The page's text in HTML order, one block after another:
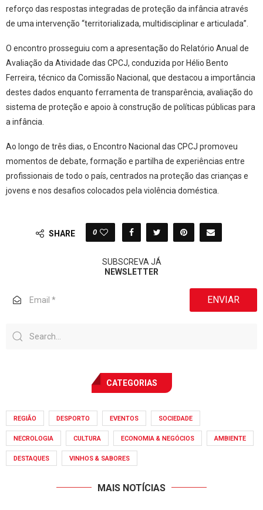
reforço das respostas integradas de proteção da infância através
de uma intervenção “territorializada, multidisciplinar e articulada”.
O encontro prosseguiu com a apresentação do Relatório Anual de
Avaliação da Atividade das CPCJ, conduzida por Hélio Bento
Ferreira, técnico da Comissão Nacional, que destacou a importância
destes dados enquanto ferramenta de transparência, avaliação do
sistema de proteção e apoio à construção de políticas públicas para
a infância.
Ao longo de três dias, o Encontro Nacional das CPCJ promoveu
momentos de debate, formação e partilha de experiências entre
profissionais de todo o país, centrados na proteção das crianças e
jovens e nos desafios colocados pela violência doméstica.
SHARE 0
SUBSCREVA JÁ
NEWSLETTER
ENVIAR
CATEGORIAS
REGIÃO DESPORTO EVENTOS SOCIEDADE
NECROLOGIA CULTURA ECONOMIA & NEGÓCIOS AMBIENTE
DESTAQUES VINHOS & SABORES
MAIS NOTÍCIAS